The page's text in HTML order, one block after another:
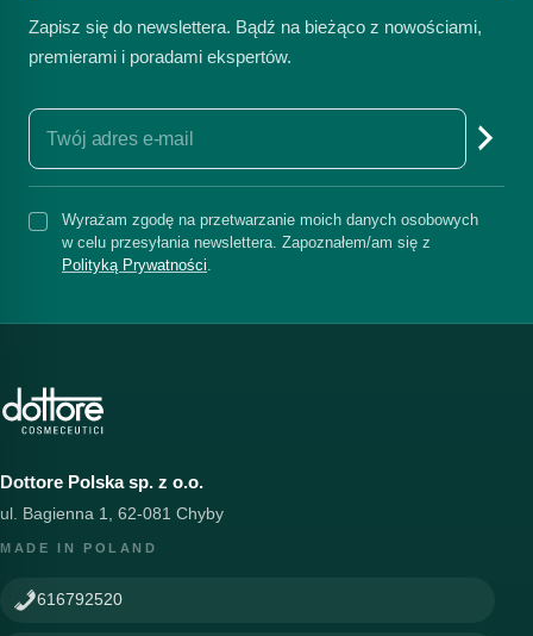
Zapisz się do newslettera. Bądź na bieżąco z nowościami,
premierami i poradami ekspertów.
Wyrażam zgodę na przetwarzanie moich danych osobowych
w celu przesyłania newslettera. Zapoznałem/am się z
Polityką Prywatności.
Dottore Polska sp. z o.o.
ul. Bagienna 1, 62-081 Chyby
MADE IN POLAND
616792520